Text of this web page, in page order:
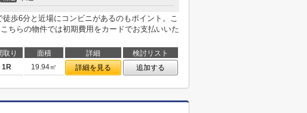
歩6分と近場にコンビニがあるのもポイント。こ
ちらの物件では初期費用をカードでお支払いいた
取り 面積 詳細
検討リスト
1R 19.94㎡ 詳細を見る 追加する